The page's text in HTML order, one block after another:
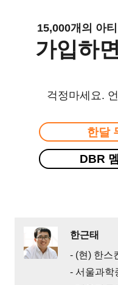
15,000개의 아
가입하
걱정마세요.
한달
DBR
한근태
- (현) 한스
- 서울과학